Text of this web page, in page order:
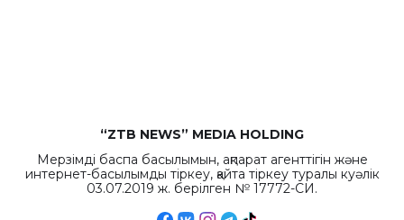
“ZTB NEWS” MEDIA HOLDING
Мерзімді баспа басылымын, ақпарат агенттігін және
интернет-басылымды тіркеу, қайта тіркеу туралы куәлік
03.07.2019 ж. берілген № 17772-СИ.